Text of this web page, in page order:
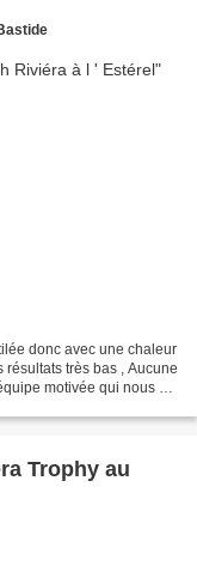
donc avec une chaleur
très bas , Aucune
motivée qui nous a
Trophy au